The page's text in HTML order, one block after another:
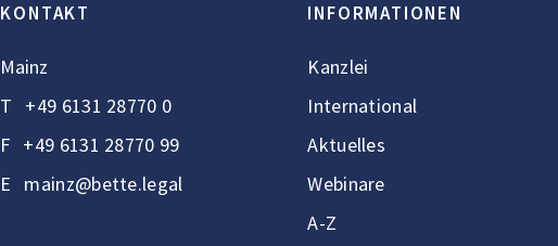
KONTAKT
Mainz
T +49 6131 28770 0
F +49 6131 28770 99
E mainz@bette.legal
INFORMATIONEN
Kanzlei
International
Aktuelles
Webinare
A-Z